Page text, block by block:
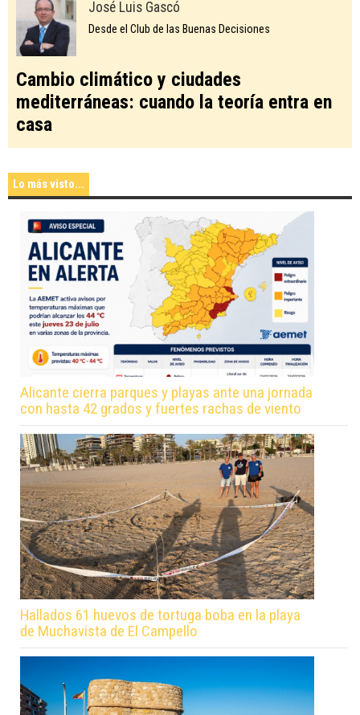
José Luis Gascó
Desde el Club de las Buenas Decisiones
Cambio climático y ciudades
mediterráneas: cuando la teoría entra en
casa
Lo más visto...
Alicante cierra parques y playas ante una jornada
con hasta 42 grados y fuertes rachas de viento
Hallados 61 huevos de tortuga boba en la playa
de Muchavista de El Campello